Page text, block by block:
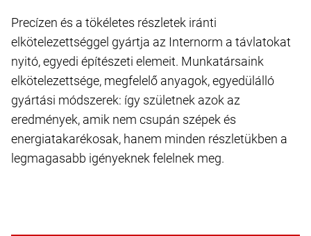
Precízen és a tökéletes részletek iránti
elkötelezettséggel gyártja az Internorm a távlatokat
nyitó, egyedi építészeti elemeit. Munkatársaink
elkötelezettsége, megfelelő anyagok, egyedülálló
gyártási módszerek: így születnek azok az
eredmények, amik nem csupán szépek és
energiatakarékosak, hanem minden részletükben a
legmagasabb igényeknek felelnek meg.